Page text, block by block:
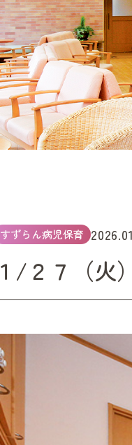
すずらん病児保育
１/２７（